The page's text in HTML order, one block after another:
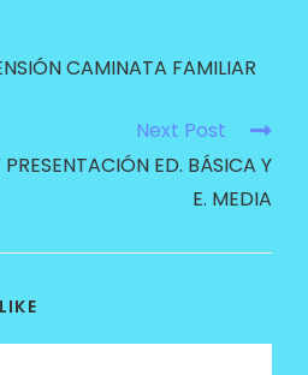
CAMINATA FAMILIAR
Next Post
ED. BÁSICA Y
E. MEDIA